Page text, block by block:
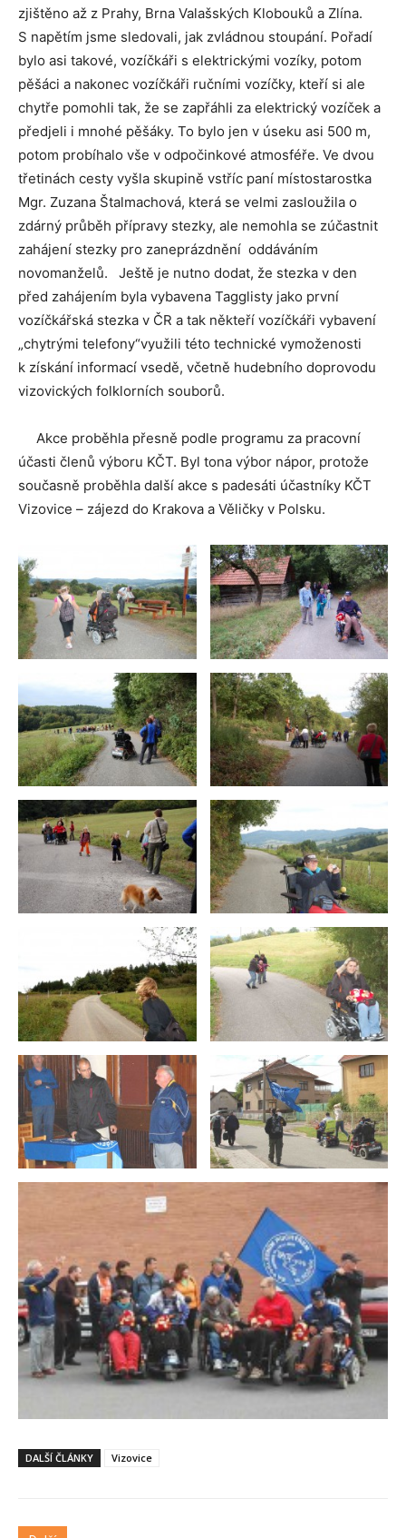
zjištěno až z Prahy, Brna Valašských Klobouků a Zlína.
S napětím jsme sledovali, jak zvládnou stoupání. Pořadí
bylo asi takové, vozíčkáři s elektrickými vozíky, potom
pěšáci a nakonec vozíčkáři ručními vozíčky, kteří si ale
chytře pomohli tak, že se zapřáhli za elektrický vozíček a
předjeli i mnohé pěšáky. To bylo jen v úseku asi 500 m,
potom probíhalo vše v odpočinkové atmosféře. Ve dvou
třetinách cesty vyšla skupině vstříc paní místostarostka
Mgr. Zuzana Štalmachová, která se velmi zasloužila o
zdárný průběh přípravy stezky, ale nemohla se zúčastnit
zahájení stezky pro zaneprázdnění oddáváním
novomanželů. Ještě je nutno dodat, že stezka v den
před zahájením byla vybavena Tagglisty jako první
vozíčkářská stezka v ČR a tak někteří vozíčkáři vybavení
„chytrými telefony“využili této technické vymoženosti
k získání informací vsedě, včetně hudebního doprovodu
vizovických folklorních souborů.
Akce proběhla přesně podle programu za pracovní
účasti členů výboru KČT. Byl tona výbor nápor, protože
současně proběhla další akce s padesáti účastníky KČT
Vizovice – zájezd do Krakova a Věličky v Polsku.
DALŠÍ ČLÁNKY Vizovice